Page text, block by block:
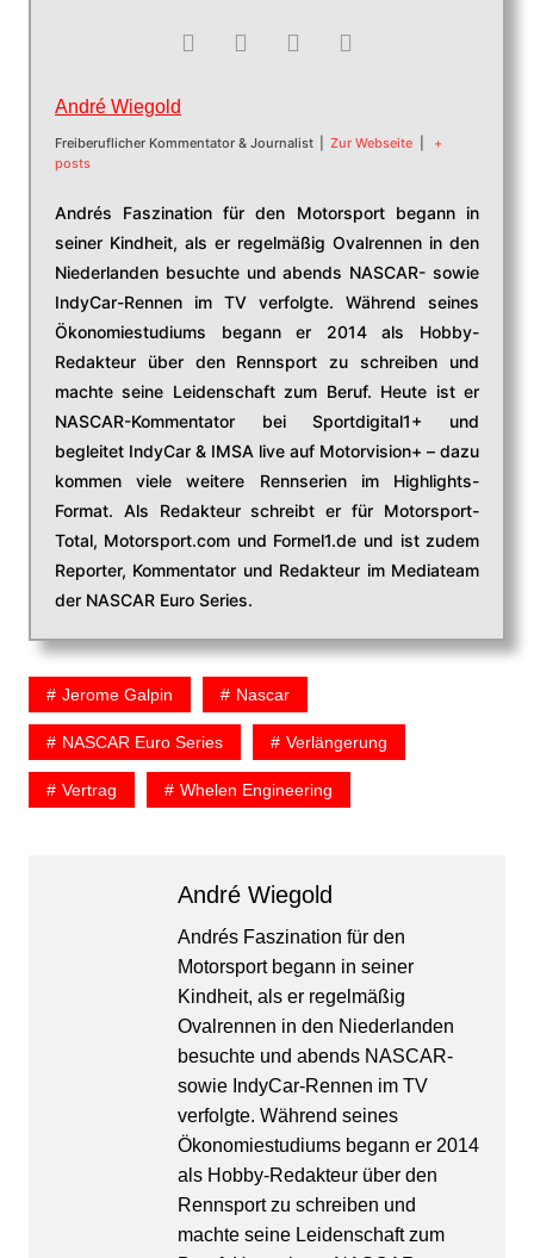
André Wiegold
Freiberuflicher Kommentator & Journalist Zur Webseite
+
posts
Andrés Faszination für den Motorsport begann in
seiner Kindheit, als er regelmäßig Ovalrennen in den
Niederlanden besuchte und abends NASCAR- sowie
IndyCar-Rennen im TV verfolgte. Während seines
Ökonomiestudiums begann er 2014 als Hobby-
Redakteur über den Rennsport zu schreiben und
machte seine Leidenschaft zum Beruf. Heute ist er
NASCAR-Kommentator bei Sportdigital1+ und
begleitet IndyCar & IMSA live auf Motorvision+ – dazu
kommen viele weitere Rennserien im Highlights-
Format. Als Redakteur schreibt er für Motorsport-
Total, Motorsport.com und Formel1.de und ist zudem
Reporter, Kommentator und Redakteur im Mediateam
der NASCAR Euro Series.
Jerome Galpin Nascar
NASCAR Euro Series Verlängerung
Vertrag Whelen Engineering
André Wiegold
Andrés Faszination für den
Motorsport begann in seiner
Kindheit, als er regelmäßig
Ovalrennen in den Niederlanden
besuchte und abends NASCAR-
sowie IndyCar-Rennen im TV
verfolgte. Während seines
Ökonomiestudiums begann er 2014
als Hobby-Redakteur über den
Rennsport zu schreiben und
machte seine Leidenschaft zum